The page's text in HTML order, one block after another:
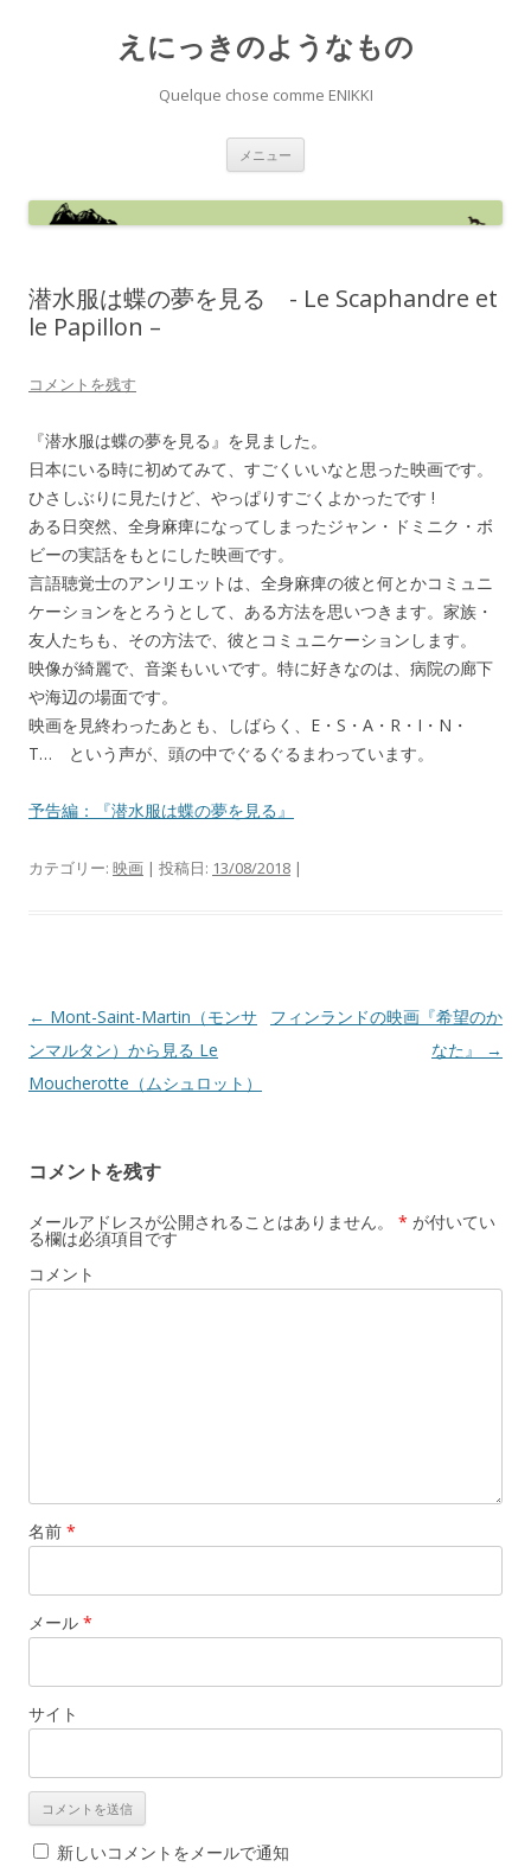
えにっきのようなもの
Quelque chose comme ENIKKI
メニュー
ン
へ
プ
潜水服は蝶の夢を見る - Le Scaphandre et
le Papillon –
コメントを残す
『潜水服は蝶の夢を見る』を見ました。
日本にいる時に初めてみて、すごくいいなと思った映画です。
ひさしぶりに見たけど、やっぱりすごくよかったです !
ある日突然、全身麻痺になってしまったジャン・ドミニク・ボ
ビーの実話をもとにした映画です。
言語聴覚士のアンリエットは、全身麻痺の彼と何とかコミュニ
ケーションをとろうとして、ある方法を思いつきます。家族・
友人たちも、その方法で、彼とコミュニケーションします。
映像が綺麗で、音楽もいいです。特に好きなのは、病院の廊下
や海辺の場面です。
映画を見終わったあとも、しばらく、E・S・A・R・I・N・
T… という声が、頭の中でぐるぐるまわっています。
予告編：『潜水服は蝶の夢を見る』
カテゴリー: 映画 | 投稿日: 13/08/2018 |
投
稿
ナ
ー
シ
ョ
ン
← Mont-Saint-Martin（モンサ
ンマルタン）から見る Le
Moucherotte（ムシュロット）
フィンランドの映画『希望のか
なた』
→
コメントを残す
メールアドレスが公開されることはありません。 * が付いてい
る欄は必須項目です
コメント
名前 *
メール *
サイト
新しいコメントをメールで通知